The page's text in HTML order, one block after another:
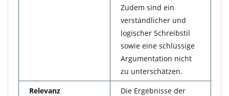
Zudem sind ein
verständlicher und
logischer Schreibstil
sowie eine schlüssige
Argumentation nicht
zu unterschätzen.
Relevanz
Die Ergebnisse der